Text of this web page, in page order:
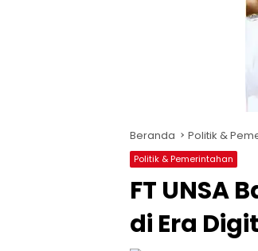
Beranda Politik &
Politik & Pemerintahan
FT UNSA
di Era